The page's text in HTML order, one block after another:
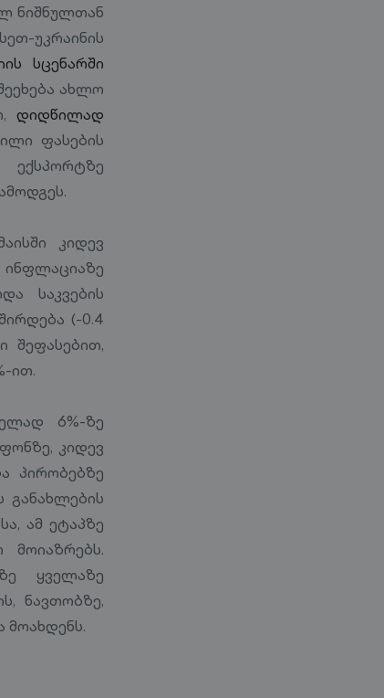
ნიშნულთან
უკრაინის
სცენარში
ახლო
დიდწილად
ფასების
ექსპორტზე
კიდევ
საკვების
(-0.4
შეფასებით,
ით.
6%-ზე
კიდევ
პირობებზე
ამ ეტაპზე
მოიაზრებს.
ყველაზე
ნავთობზე,
მოახდენს.